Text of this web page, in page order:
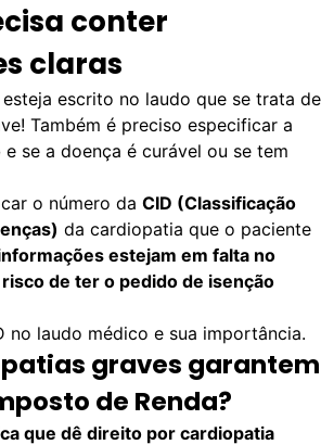
conter
claras
escrito no laudo que se trata de
Também é preciso especificar a
e se a doença é curável ou se tem
o número da CID (Classificação
da cardiopatia que o paciente
estejam em falta no
de ter o pedido de isenção
no laudo médico e sua importância.
graves garantem
de Renda?
que dê direito por cardiopatia